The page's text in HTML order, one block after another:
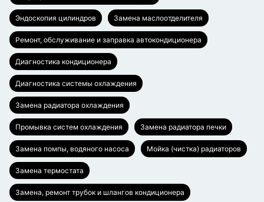
Эндоскопия цилиндров Замена маслоотделителя
Ремонт, обслуживание и заправка автокондиционера
Диагностика кондиционера
Диагностика системы охлаждения
Замена радиатора охлаждения
Промывка систем охлаждения Замена радиатора печки
Замена помпы, водяного насоса Мойка (чистка) радиаторов
Замена термостата
Замена, ремонт трубок и шлангов кондиционера